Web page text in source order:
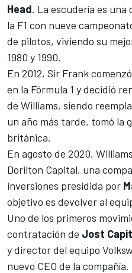
Head. La escudería es una
la F1 con nueve
de pilotos, viviendo su
1980 y 1990.
En 2012, Sir Frank
en la Fórmula 1 y decidió
de Williams, siendo
un año más tarde, tomó la
británica.
En agosto de 2020,
Dorilton Capital, una
inversiones presidida por
objetivo es devolver al
Uno de los primeros
contratación de Jost
y director del equipo
nuevo CEO de la compañía.